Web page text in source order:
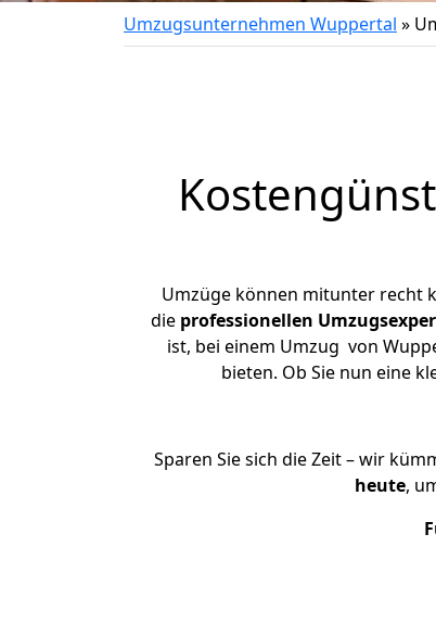
Umzugsunternehmen Wuppertal »
Umzüge können mitunter recht
die professionellen
ist, bei einem Umzug von
bieten. Ob Sie nun eine
Sparen Sie sich die Zeit – wir
heute,